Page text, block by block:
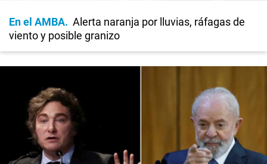
En el AMBA
Alerta naranja por lluvias, ráfagas de
viento y posible granizo